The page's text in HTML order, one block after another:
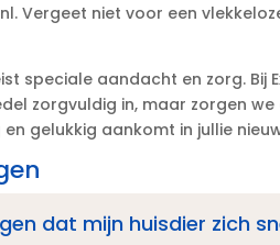
Vergeet niet voor een
speciale aandacht en zorg.​ Bij
zorgvuldig in, maar zorgen
gelukkig aankomt in jullie
dat mijn huisdier zich